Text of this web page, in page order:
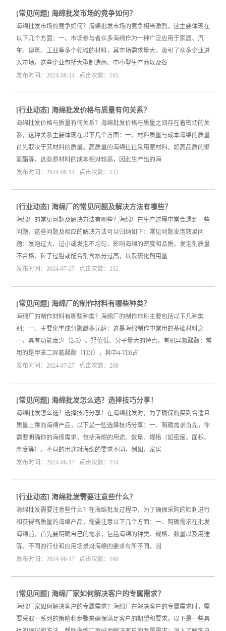
[常见问题]海绵批发市场的竟争如何？
海绵批发市场的竟争如何？海绵批发市场的竞争相当激烈，这主要体现在
以下几个方面：一、市场参与者众多海绵作为一种广泛应用于家居、汽
车、建筑、工业等多个领域的材料，其市场需求量大，吸引了众多企业进
入市场。这些企业包括大型制造商、中小型生产商以及各
发布时间：2024-08-14 点击次数：165
[行业动态]海绵批发价格与质量有何关系？
海绵批发价格与质量有何关系？海绵批发价格与质量之间存在着密切的关
系，这种关系主要体现在以下几个方面：一、材料质量与成本海绵的质量
首先取决于其材料的质量。高质量的海绵往往采用原材料，如高品质的聚
氨酯等，这些原材料的成本相对较高，因此生产出的海
发布时间：2024-08-14 点击次数：133
[行业动态]海绵厂的常见问题及解决方法有哪些？
海绵厂的常见问题及解决方法有哪些？海绵厂在生产过程中常会遇到一些
问题，这些问题及相应的解决方法可以归纳如下：常见问题发泡效果问
题：发泡过大、过小或发泡不均匀，影响海绵的密度和品质。发泡剂质量
不合格、粒子过粗或配合剂含水分过高，以及硫化剂用量
发布时间：2024-07-27 点击次数：232
[常见问题]海绵厂的制作材料有哪些种类？
海绵厂的制作材料有哪些种类？海绵厂的制作材料主要包括以下几种类
别：一、主要化学成分聚醚多元醇：这是海绵制作中常用的基础材料之
一，具有功能度少（2-3）、羟值低、分子量大的特点。有机异氰酸酯：常
用的是甲笨二异氰酸酯（TDI），其中4-TDI占
发布时间：2024-07-27 点击次数：208
[常见问题]海绵批发怎么选？选择技巧分享！
海绵批发怎么选？选择技巧分享！在海绵批发时，为了确保购买到合适且
质量上乘的海绵产品，以下是一些选择技巧分享：一、明确需求首先，你
需要明确你的海绵需求，包括海绵的用途、数量、规格（如密度、面积、
厚度等）。不同的用途对海绵的要求不同，例如，家居
发布时间：2024-06-17 点击次数：154
[行业动态]海绵批发需要注意些什么？
海绵批发需要注意些什么？在海绵批发过程中，为了确保采购的顺利进行
和获得高质量的海绵产品，需要注意以下几个方面：一、明确需求在批发
海绵前，首先要明确自己的需求，包括海绵的种类、规格、数量以及用途
等。不同的行业和应用场景对海绵的要求有所不同，因
发布时间：2024-06-17 点击次数：160
[常见问题]海绵厂家如何解决客户的专属需求？
海绵厂家如何解决客户的专属需求？海绵厂在解决客户的专属需求时，需
要采取一系列的策略和步骤来确保满足客户的期望和要求。以下是一些具